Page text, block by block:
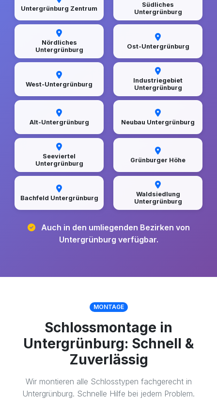
Untergrünburg Zentrum
Südliches
Untergrünburg
Nördliches
Untergrünburg
Ost-Untergrünburg
West-Untergrünburg
Industriegebiet
Untergrünburg
Alt-Untergrünburg Neubau Untergrünburg
Seeviertel
Untergrünburg
Grünburger Höhe
Bachfeld Untergrünburg
Waldsiedlung
Untergrünburg
Auch in den umliegenden Bezirken von
Untergrünburg verfügbar.
MONTAGE
Schlossmontage in
Untergrünburg: Schnell &
Zuverlässig
Wir montieren alle Schlosstypen fachgerecht in
Untergrünburg. Schnelle Hilfe bei jedem Problem.